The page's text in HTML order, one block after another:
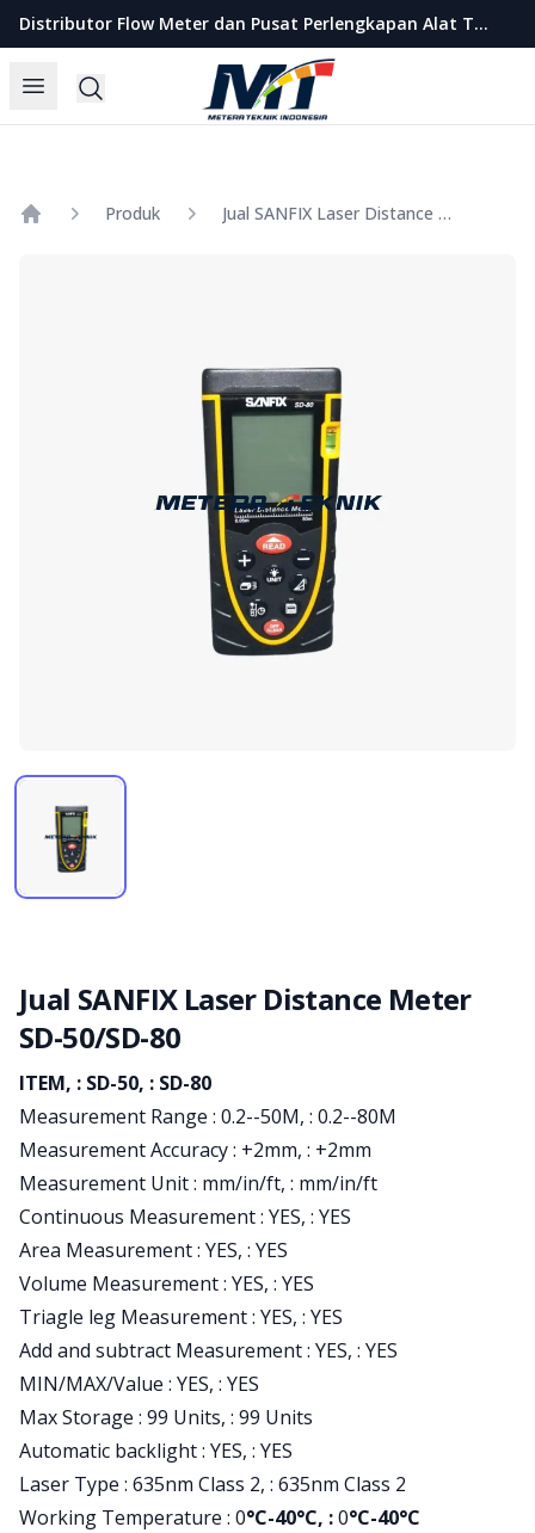
Distributor Flow Meter dan Pusat Perlengkapan Alat Teknik Indonesia
Open menu
Search
Metera Teknik Indonesia
Produk Jual SANFIX Laser Distance Meter SD-50/SD-80
Jual SANFIX Laser Distance Meter
SD-50/SD-80
Product information
ITEM, : SD-50, : SD-80
Measurement Range : 0.2--50M, : 0.2--80M
Measurement Accuracy : +2mm, : +2mm
Measurement Unit : mm/in/ft, : mm/in/ft
Continuous Measurement : YES, : YES
Area Measurement : YES, : YES
Volume Measurement : YES, : YES
Triagle leg Measurement : YES, : YES
Add and subtract Measurement : YES, : YES
MIN/MAX/Value : YES, : YES
Max Storage : 99 Units, : 99 Units
Automatic backlight : YES, : YES
Laser Type : 635nm Class 2, : 635nm Class 2
Working Temperature : 0°C-40°C, :0°C-40°C